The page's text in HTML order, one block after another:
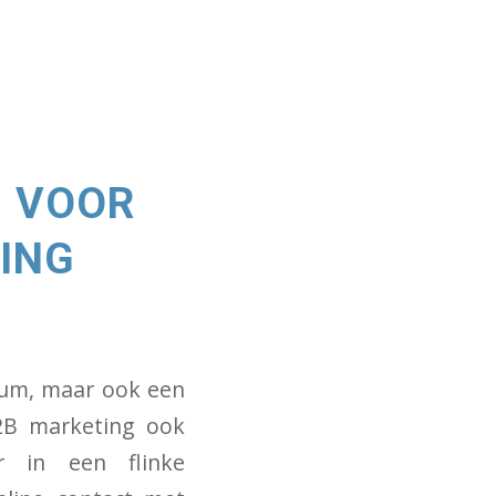
maar ook een
marketing ook
in een flinke